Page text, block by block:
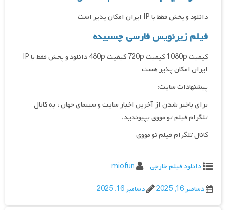
دانلود و پخش فقط با IP ایران امکان پذیر است
فیلم زیرنویس فارسی چسبیده
کیفیت 1080p کیفیت 720p کیفیت 480p دانلود و پخش فقط با IP
ایران امکان پذیر هست
پیشنهادات سایت:
برای باخبر شدن از آخرین اخبار سایت و سینمای جهان ، به کانال
تلگرام فیلم تو مووی بپیوندید.
کانال تلگرام فیلم تو مووی
دانلود فیلم خارجی
miofun
دسامبر 16, 2025
دسامبر 16, 2025